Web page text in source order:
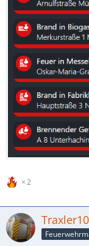
2
Traxler10